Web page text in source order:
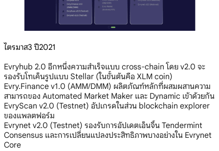
ไตรมาส3 ปี2021
Evryhub 2.0 อีกหนึ่งความสำเร็จแบบ cross-chain โดย v2.0 จะ
รองรับโทเค็นรูปแบบ Stellar (ในขั้นต้นคือ XLM coin)
Evry.Finance v1.0 (AMM/DMM) ผลิตภัณฑ์หลักที่ผสมผสานความ
สามารถของ Automated Market Maker และ Dynamic เข้าด้วยกัน
EvryScan v2.0 (Testnet) อัปเกรดในส่วน blockchain explorer
ของแพลตฟอร์ม
Evrynet v2.0 (Testnet) รองรับการอัปเดตเอ็นจิ้น Tendermint
Consensus และการเปลี่ยนแปลงประสิทธิภาพบางอย่างใน Evrynet
Core